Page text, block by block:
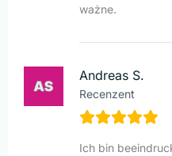
ważne.
Andreas S.
Recenzent
Ich bin